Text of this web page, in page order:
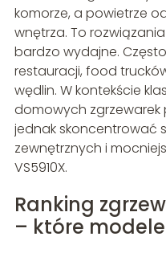
komorze, a powietrze
wnętrza. To
bardzo wydajne.
restauracji, food
wędlin. W kontekście
domowych
jednak skoncentrować
zewnętrznych i
VS5910X.
Ranking
– które